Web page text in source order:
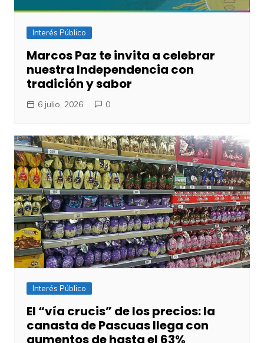
Interés Público
Marcos Paz te invita a celebrar
nuestra Independencia con
tradición y sabor
6 julio, 2026 0
Interés Público
El “vía crucis” de los precios: la
canasta de Pascuas llega con